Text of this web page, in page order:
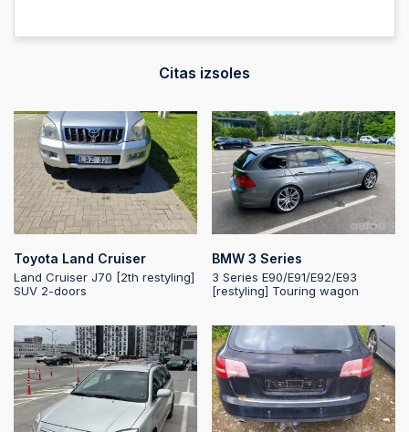
Citas izsoles
Toyota Land Cruiser
Land Cruiser J70 [2th restyling]
SUV 2-doors
BMW 3 Series
3 Series E90/E91/E92/E93
[restyling] Touring wagon